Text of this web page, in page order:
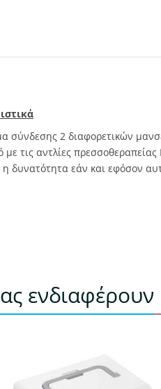
σύνδεσης 2 διαφορετικών
με τις αντλίες
η δυνατότητα εάν και εφόσον
ενδιαφέρουν